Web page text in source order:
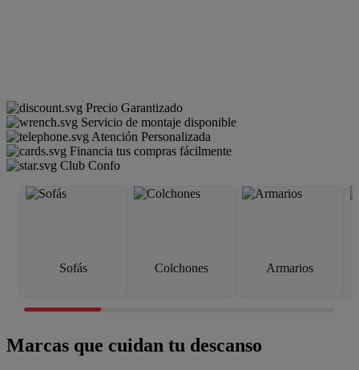
Precio Garantizado
Servicio de montaje disponible
Atención Personalizada
Financia tus compras fácilmente
Club Confo
Sofás Colchones Armarios
Marcas que cuidan tu descanso